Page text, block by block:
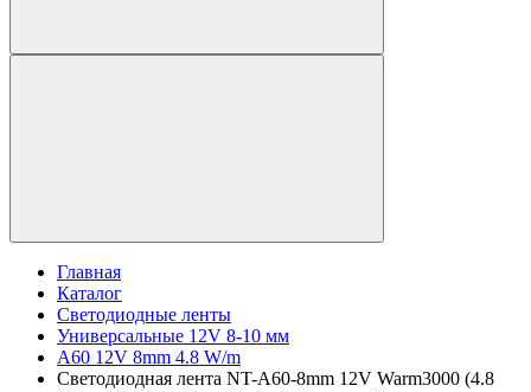
Главная
Каталог
Светодиодные ленты
Универсальные 12V 8-10 мм
A60 12V 8mm 4.8 W/m
Светодиодная лента NT-A60-8mm 12V Warm3000 (4.8